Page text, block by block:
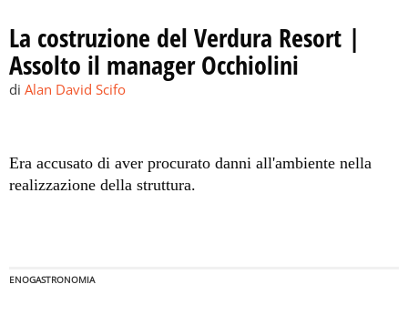
La costruzione del Verdura Resort |
Assolto il manager Occhiolini
di Alan David Scifo
Era accusato di aver procurato danni all'ambiente nella
realizzazione della struttura.
ENOGASTRONOMIA